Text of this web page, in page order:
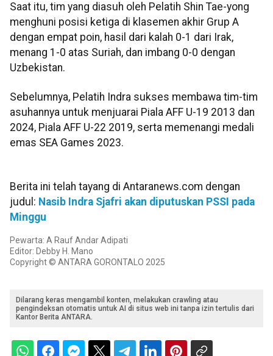
Saat itu, tim yang diasuh oleh Pelatih Shin Tae-yong
menghuni posisi ketiga di klasemen akhir Grup A
dengan empat poin, hasil dari kalah 0-1 dari Irak,
menang 1-0 atas Suriah, dan imbang 0-0 dengan
Uzbekistan.
Sebelumnya, Pelatih Indra sukses membawa tim-tim
asuhannya untuk menjuarai Piala AFF U-19 2013 dan
2024, Piala AFF U-22 2019, serta memenangi medali
emas SEA Games 2023.
Berita ini telah tayang di Antaranews.com dengan
judul: Nasib Indra Sjafri akan diputuskan PSSI pada
Minggu
Pewarta: A Rauf Andar Adipati
Editor: Debby H. Mano
Copyright © ANTARA GORONTALO 2025
Dilarang keras mengambil konten, melakukan crawling atau
pengindeksan otomatis untuk AI di situs web ini tanpa izin tertulis dari
Kantor Berita ANTARA.